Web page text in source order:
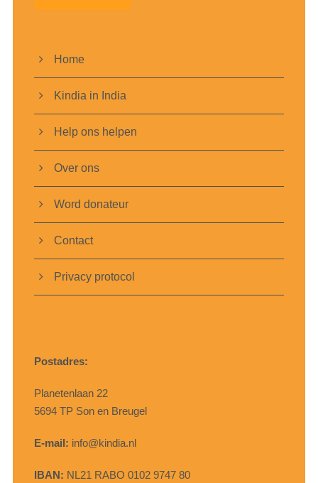
Home
Kindia in India
Help ons helpen
Over ons
Word donateur
Contact
Privacy protocol
Postadres:
Planetenlaan 22
5694 TP Son en Breugel
E-mail: info@kindia.nl
IBAN: NL21 RABO 0102 9747 80